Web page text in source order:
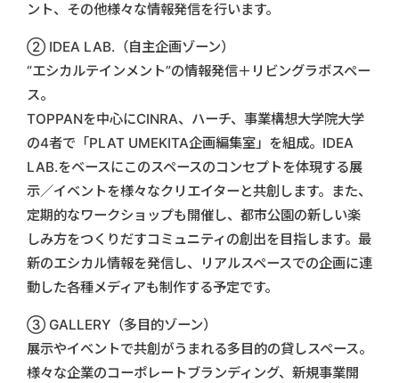
ント、その他様々な情報発信を行います。
② IDEA LAB.（自主企画ゾーン）
“エシカルテインメント”の情報発信＋リビングラボスペー
ス。
TOPPANを中心にCINRA、ハーチ、事業構想大学院大学
の4者で「PLAT UMEKITA企画編集室」を組成。IDEA
LAB.をベースにこのスペースのコンセプトを体現する展
示／イベントを様々なクリエイターと共創します。また、
定期的なワークショップも開催し、都市公園の新しい楽
しみ方をつくりだすコミュニティの創出を目指します。最
新のエシカル情報を発信し、リアルスペースでの企画に連
動した各種メディアも制作する予定です。
③ GALLERY（多目的ゾーン）
展示やイベントで共創がうまれる多目的の貸しスペース。
様々な企業のコーポレートブランディング、新規事業開